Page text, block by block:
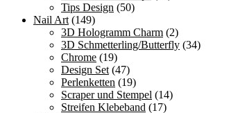
Tips Design (50)
Nail Art (149)
3D Hologramm Charm (2)
3D Schmetterling/Butterfly (34)
Chrome (19)
Design Set (47)
Perlenketten (19)
Scraper und Stempel (14)
Streifen Klebeband (17)